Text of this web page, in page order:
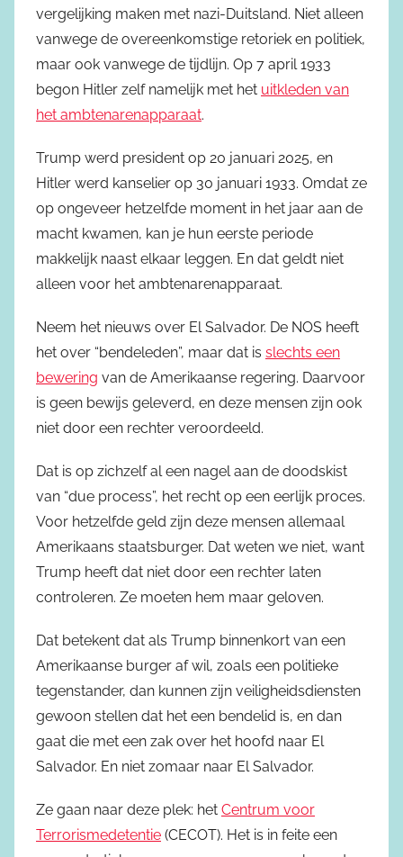
vergelijking maken met nazi-Duitsland. Niet alleen
vanwege de overeenkomstige retoriek en politiek,
maar ook vanwege de tijdlijn. Op 7 april 1933
begon Hitler zelf namelijk met het uitkleden van
het ambtenarenapparaat.
Trump werd president op 20 januari 2025, en
Hitler werd kanselier op 30 januari 1933. Omdat ze
op ongeveer hetzelfde moment in het jaar aan de
macht kwamen, kan je hun eerste periode
makkelijk naast elkaar leggen. En dat geldt niet
alleen voor het ambtenarenapparaat.
Neem het nieuws over El Salvador. De NOS heeft
het over “bendeleden”, maar dat is slechts een
bewering van de Amerikaanse regering. Daarvoor
is geen bewijs geleverd, en deze mensen zijn ook
niet door een rechter veroordeeld.
Dat is op zichzelf al een nagel aan de doodskist
van “due process”, het recht op een eerlijk proces.
Voor hetzelfde geld zijn deze mensen allemaal
Amerikaans staatsburger. Dat weten we niet, want
Trump heeft dat niet door een rechter laten
controleren. Ze moeten hem maar geloven.
Dat betekent dat als Trump binnenkort van een
Amerikaanse burger af wil, zoals een politieke
tegenstander, dan kunnen zijn veiligheidsdiensten
gewoon stellen dat het een bendelid is, en dan
gaat die met een zak over het hoofd naar El
Salvador. En niet zomaar naar El Salvador.
Ze gaan naar deze plek: het Centrum voor
Terrorismedetentie (CECOT). Het is in feite een